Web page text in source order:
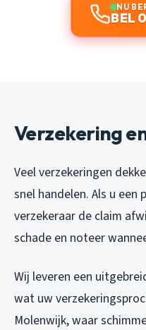
NU
BEL
Verzekering
Veel verzekeringen
snel handelen. Als u
verzekeraar de claim
schade en noteer
Wij leveren een
wat uw
Molenwijk, waar